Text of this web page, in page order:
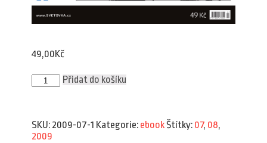
49,00Kč
Plav
7–
množství
Přidat do košíku
SKU: 2009-07-1 Kategorie: ebookŠtítky: 07, 08,
2009